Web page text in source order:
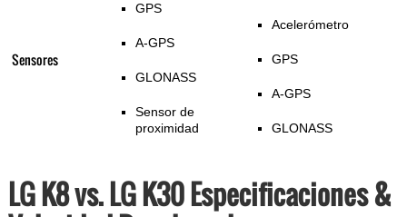
Sensores
GPS
A-GPS
GLONASS
Sensor de
proximidad
Acelerómetro
GPS
A-GPS
GLONASS
LG K8 vs. LG K30 Especificaciones &